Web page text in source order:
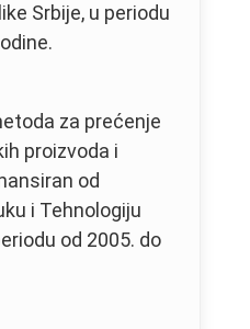
Srbije, u periodu
za prećenje
proizvoda i
od
i Tehnologiju
od 2005. do